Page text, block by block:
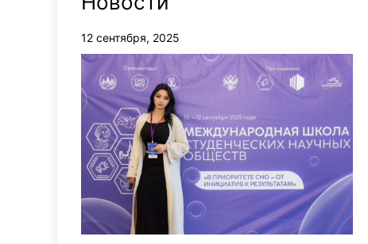
12 сентября, 2025